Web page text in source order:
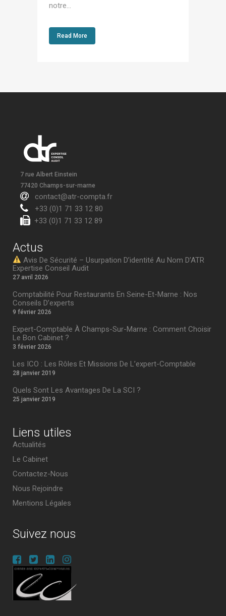
notre...
Read More
7 rue Albert Einstein
77420 Champs-sur-marne
contact@atr-compta.fr
+33 (0)1 71 33 12 80
+33 (0)1 71 33 12 89
Actus
Avis De Sécurité – Usurpation D’identité Au Nom D’ATR
Expertise Conseil Audit
27 avril 2026
Comptabilité Pour Restaurants En Seine-Et-Marne : Nos
Conseils D’experts
9 février 2026
Expert-Comptable À Champs-Sur-Marne : Comment Choisir
Le Bon Cabinet ?
3 février 2026
Les ICO : Les Rôles Et Missions De L’expert-Comptable
28 janvier 2019
Quels Sont Les Avantages De La SCI ?
25 janvier 2019
Liens utiles
Actualités
Le Cabinet
Contactez-Nous
Nous Rejoindre
Mentions Légales
Suivez nous